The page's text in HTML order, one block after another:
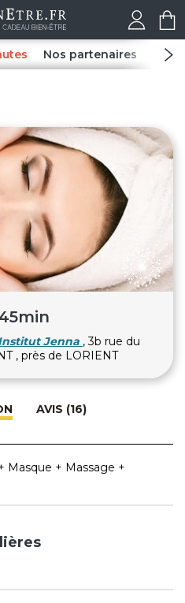
Nos partenaires Spas
Jenna , 3b rue du
, près de LORIENT
AVIS (16)
+ Massage +